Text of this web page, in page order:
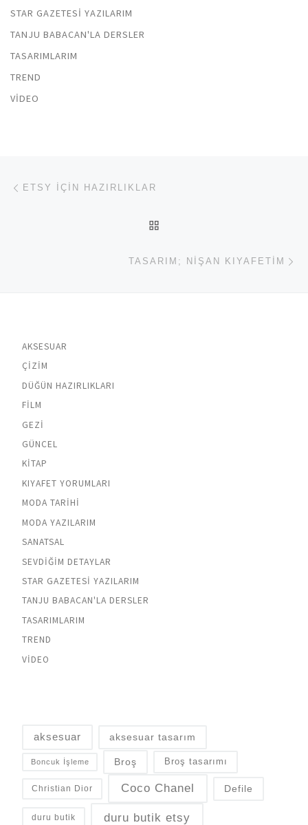
STAR GAZETESI YAZILARIM
TANJU BABACAN'LA DERSLER
TASARIMLARIM
TREND
VIDEO
Yazı dolaşımı
ETSY İÇIN HAZIRLIKLAR
TASARIM; NIŞAN KIYAFETIM
AKSESUAR
ÇIZIM
DÜĞÜN HAZIRLIKLARI
FILM
GEZI
GÜNCEL
KITAP
KIYAFET YORUMLARI
MODA TARIHI
MODA YAZILARIM
SANATSAL
SEVDIĞIM DETAYLAR
STAR GAZETESI YAZILARIM
TANJU BABACAN'LA DERSLER
TASARIMLARIM
TREND
VIDEO
aksesuar aksesuar tasarım
Boncuk İşleme Broş Broş tasarımı
Christian Dior Coco Chanel Defile
duru butik duru butik etsy